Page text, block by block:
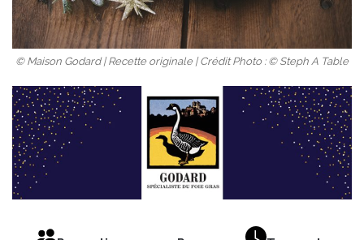
© Maison Godard | Recette originale | Crédit Photo : © Steph A Table